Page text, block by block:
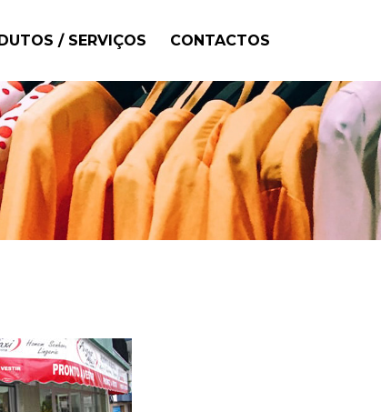
/ SERVIÇOS CONTACTOS